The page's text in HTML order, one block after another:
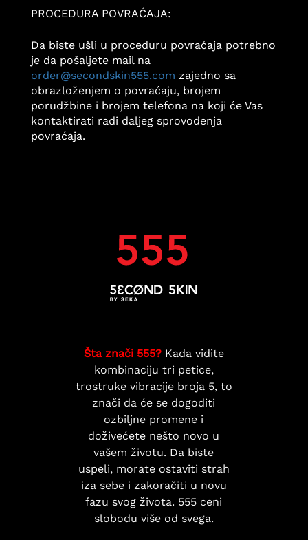
PROCEDURA POVRAĆAJA:
Da biste ušli u proceduru povraćaja potrebno
je da pošaljete mail na
order@secondskin555.com zajedno sa
obrazloženjem o povraćaju, brojem
porudžbine i brojem telefona na koji će Vas
kontaktirati radi daljeg sprovođenja
povraćaja.
Šta znači 555?Kada vidite
kombinaciju tri petice,
trostruke vibracije broja 5, to
znači da će se dogoditi
ozbiljne promene i
doživećete nešto novo u
vašem životu. Da biste
uspeli, morate ostaviti strah
iza sebe i zakoračiti u novu
fazu svog života. 555 ceni
slobodu više od svega.